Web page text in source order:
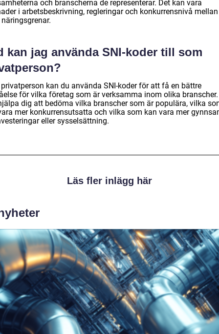
och branscherna de representerar. Det kan vara
i arbetsbeskrivning, regleringar och konkurrensnivå mellan
kan jag använda SNI-koder till som
kan du använda SNI-koder för att få en bättre
för vilka företag som är verksamma inom olika
dig att bedöma vilka branscher som är populära, vilka
mer konkurrensutsatta och vilka som kan vara mer
eller sysselsättning.
Läs fler inlägg här